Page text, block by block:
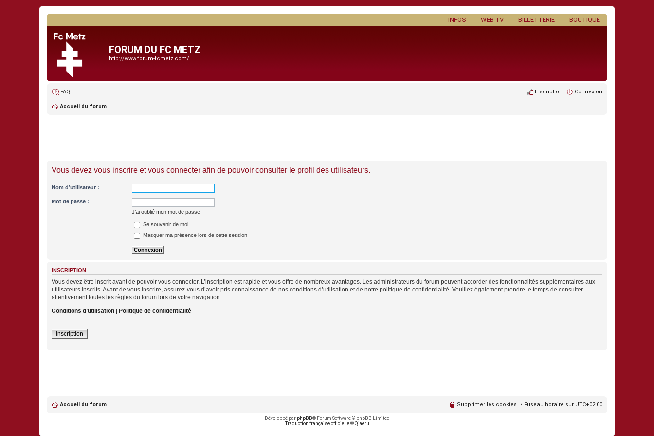
BOUTIQUE
BILLETTERIE
WEB TV
INFOS
FORUM DU FC METZ
http://www.forum-fcmetz.com/
FAQ Connexion
Inscription
Accueil du forum
Vous devez vous inscrire et vous connecter afin de pouvoir consulter le profil des utilisateurs.
Nom d’utilisateur :
Mot de passe :
J’ai oublié mon mot de passe
Se souvenir de moi
Masquer ma présence lors de cette session
INSCRIPTION
Vous devez être inscrit avant de pouvoir vous connecter. L’inscription est rapide et vous offre de nombreux avantages. Les administrateurs du forum peuvent accorder des fonctionnalités supplémentaires aux
utilisateurs inscrits. Avant de vous inscrire, assurez-vous d’avoir pris connaissance de nos conditions d’utilisation et de notre politique de confidentialité. Veuillez également prendre le temps de consulter
attentivement toutes les règles du forum lors de votre navigation.
Conditions d’utilisation | Politique de confidentialité
Inscription
Accueil du forum Fuseau horaire sur UTC+02:00
Supprimer les cookies
Développé par phpBB® Forum Software © phpBB Limited
Traduction française officielle©Qiaeru